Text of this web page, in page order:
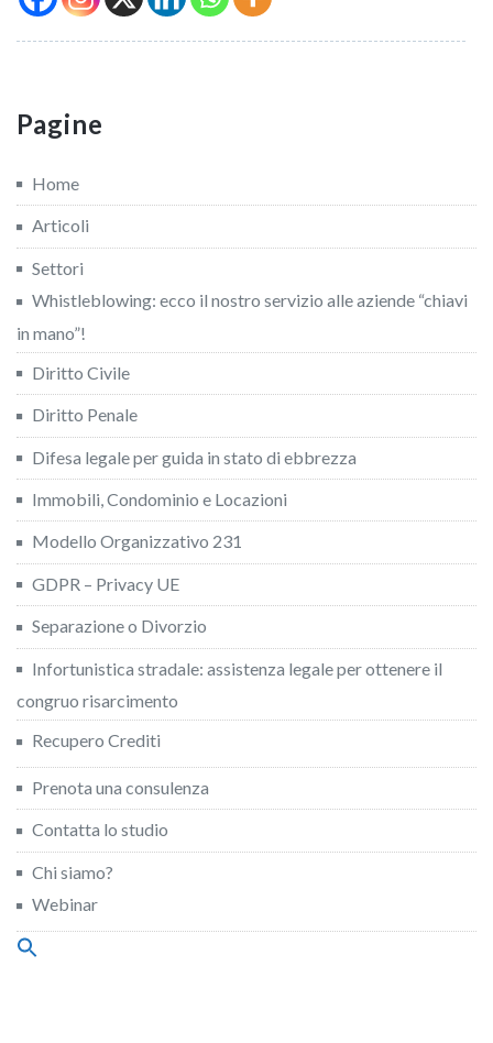
Pagine
Home
Articoli
Settori
Whistleblowing: ecco il nostro servizio alle aziende “chiavi
in mano”!
Diritto Civile
Diritto Penale
Difesa legale per guida in stato di ebbrezza
Immobili, Condominio e Locazioni
Modello Organizzativo 231
GDPR – Privacy UE
Separazione o Divorzio
Infortunistica stradale: assistenza legale per ottenere il
congruo risarcimento
Recupero Crediti
Prenota una consulenza
Contatta lo studio
Chi siamo?
Webinar
Search